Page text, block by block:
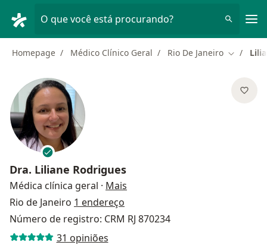
O que você está procurando?
Homepage Médico Clínico Geral Rio De Janeiro Mudar
Dra. Liliane Rodrigues
Médica clínica geral · Mais
Rio de Janeiro 1 endereço
Número de registro: CRM RJ 870234
31 opiniões